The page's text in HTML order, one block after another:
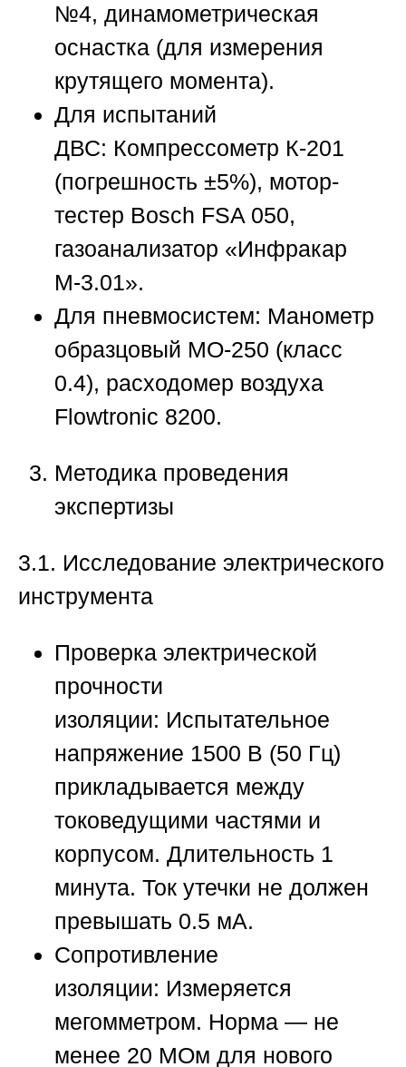
№4, динамометрическая
оснастка (для измерения
крутящего момента).
Для испытаний
ДВС: Компрессометр К-201
(погрешность ±5%), мотор-
тестер Bosch FSA 050,
газоанализатор «Инфракар
М-3.01».
Для пневмосистем: Манометр
образцовый МО-250 (класс
0.4), расходомер воздуха
Flowtronic 8200.
Методика проведения
экспертизы
3.1. Исследование электрического
инструмента
Проверка электрической
прочности
изоляции: Испытательное
напряжение 1500 В (50 Гц)
прикладывается между
токоведущими частями и
корпусом. Длительность 1
минута. Ток утечки не должен
превышать 0.5 мА.
Сопротивление
изоляции: Измеряется
мегомметром. Норма — не
менее 20 МОм для нового